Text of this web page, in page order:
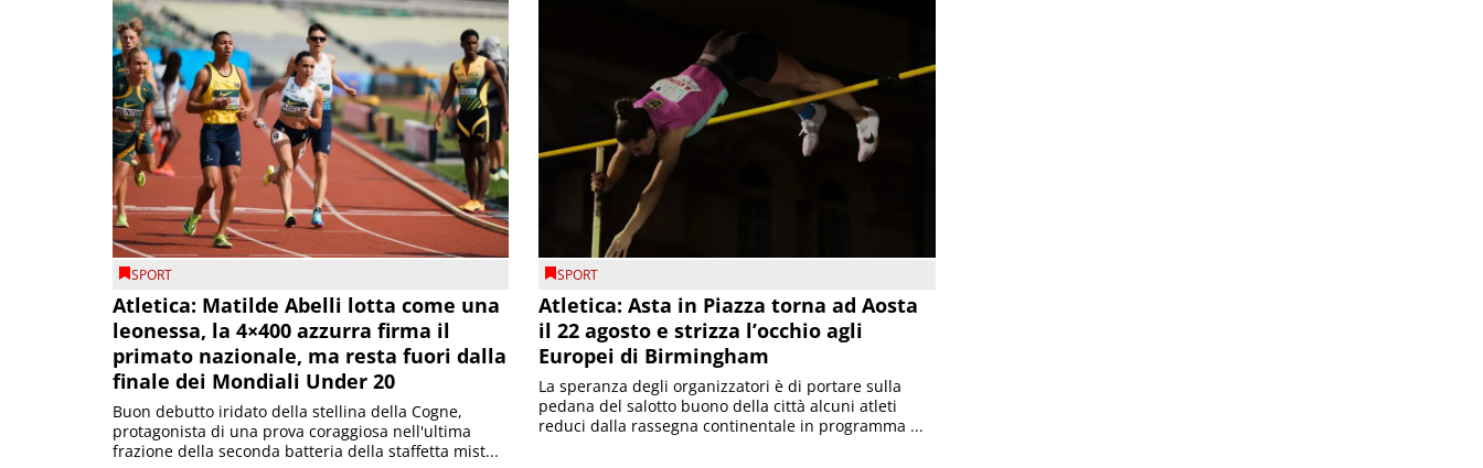
SPORT
Atletica: Matilde Abelli lotta come una
leonessa, la 4×400 azzurra firma il
primato nazionale, ma resta fuori dalla
finale dei Mondiali Under 20
Buon debutto iridato della stellina della Cogne,
protagonista di una prova coraggiosa nell'ultima
frazione della seconda batteria della staffetta mist...
SPORT
Atletica: Asta in Piazza torna ad Aosta
il 22 agosto e strizza l’occhio agli
Europei di Birmingham
La speranza degli organizzatori è di portare sulla
pedana del salotto buono della città alcuni atleti
reduci dalla rassegna continentale in programma ...